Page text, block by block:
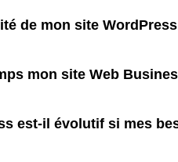
de mon site
mon site Web
est-il évolutif si mes